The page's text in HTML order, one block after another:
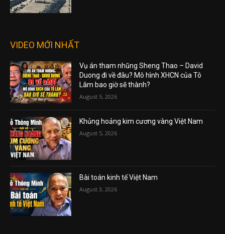
VIDEO MỚI NHẤT
Vụ án tham nhũng Sheng Thao – David
Duong đi về đâu? Mô hình XHCN của Tô
Lâm bao giờ sẽ thành?
August 5, 2026
Khủng hoảng kim cương vàng Việt Nam
August 5, 2026
Bài toán kinh tế Việt Nam
August 3, 2026